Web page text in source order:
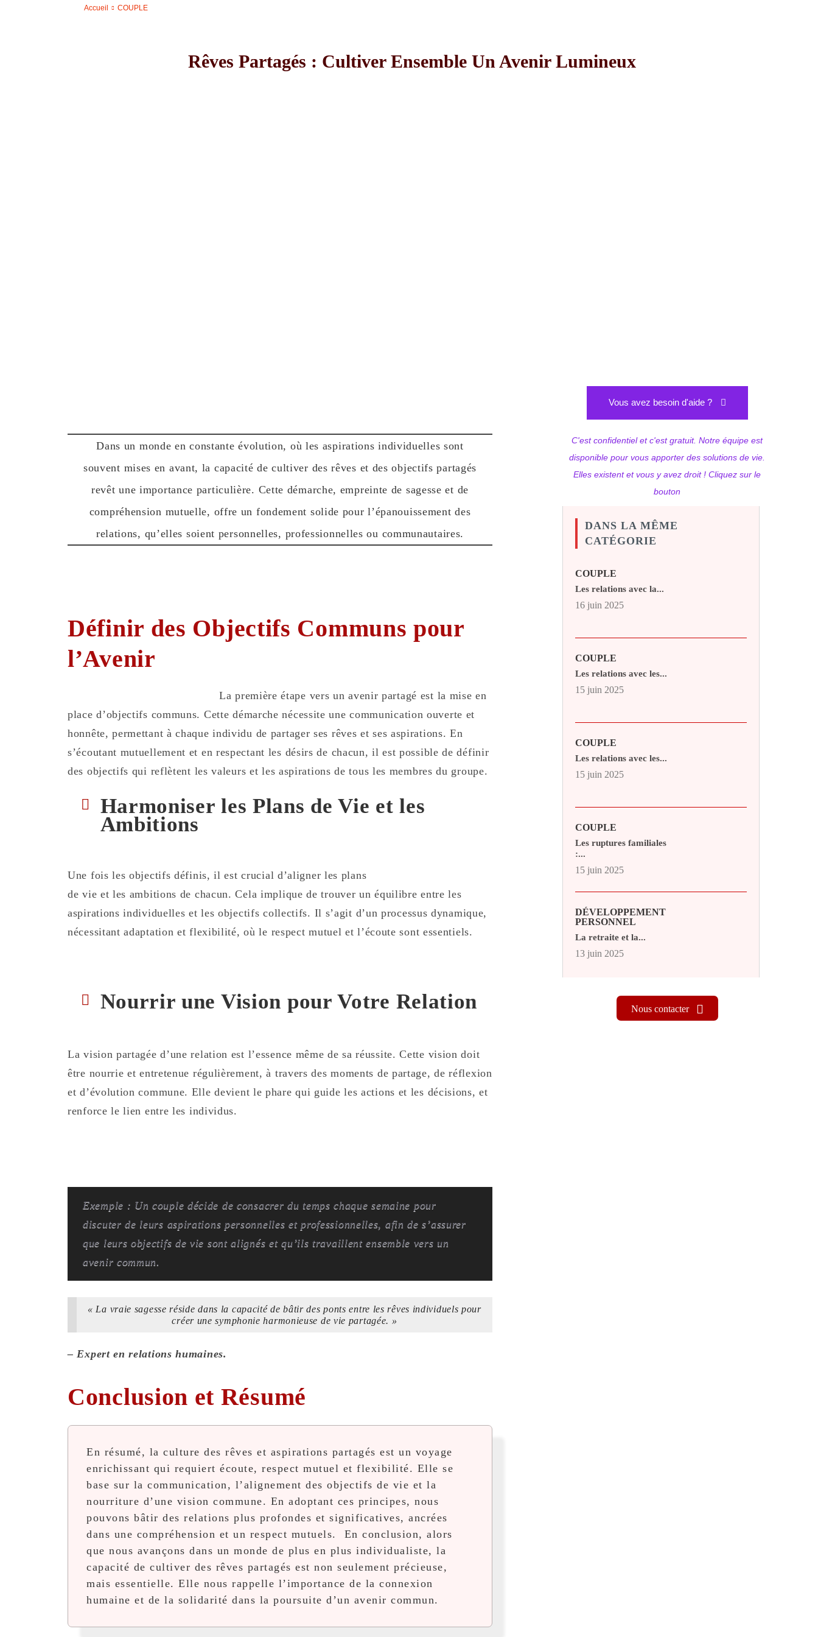
Accueil COUPLE
Rêves Partagés : Cultiver Ensemble Un Avenir Lumineux
Dans un monde en constante évolution, où les aspirations individuelles sont
souvent mises en avant, la capacité de cultiver des rêves et des objectifs partagés
revêt une importance particulière. Cette démarche, empreinte de sagesse et de
compréhension mutuelle, offre un fondement solide pour l’épanouissement des
relations, qu’elles soient personnelles, professionnelles ou communautaires.
Définir des Objectifs Communs pour
l’Avenir
La première étape vers un avenir partagé est la mise en
place d’objectifs communs. Cette démarche nécessite une communication ouverte et
honnête, permettant à chaque individu de partager ses rêves et ses aspirations. En
s’écoutant mutuellement et en respectant les désirs de chacun, il est possible de définir
des objectifs qui reflètent les valeurs et les aspirations de tous les membres du groupe.
Harmoniser les Plans de Vie et les
Ambitions
Une fois les objectifs définis, il est crucial d’aligner les plans
de vie et les ambitions de chacun. Cela implique de trouver un équilibre entre les
aspirations individuelles et les objectifs collectifs. Il s’agit d’un processus dynamique,
nécessitant adaptation et flexibilité, où le respect mutuel et l’écoute sont essentiels.
Nourrir une Vision pour Votre Relation
La vision partagée d’une relation est l’essence même de sa réussite. Cette vision doit
être nourrie et entretenue régulièrement, à travers des moments de partage, de réflexion
et d’évolution commune. Elle devient le phare qui guide les actions et les décisions, et
renforce le lien entre les individus.
Exemple : Un couple décide de consacrer du temps chaque semaine pour
discuter de leurs aspirations personnelles et professionnelles, afin de s’assurer
que leurs objectifs de vie sont alignés et qu’ils travaillent ensemble vers un
avenir commun.
« La vraie sagesse réside dans la capacité de bâtir des ponts entre les rêves individuels pour
créer une symphonie harmonieuse de vie partagée. »
– Expert en relations humaines.
Conclusion et Résumé
En résumé, la culture des rêves et aspirations partagés est un voyage
enrichissant qui requiert écoute, respect mutuel et flexibilité. Elle se
base sur la communication, l’alignement des objectifs de vie et la
nourriture d’une vision commune. En adoptant ces principes, nous
pouvons bâtir des relations plus profondes et significatives, ancrées
dans une compréhension et un respect mutuels. En conclusion, alors
que nous avançons dans un monde de plus en plus individualiste, la
capacité de cultiver des rêves partagés est non seulement précieuse,
mais essentielle. Elle nous rappelle l’importance de la connexion
humaine et de la solidarité dans la poursuite d’un avenir commun.
Vous avez besoin d'aide ?
C'est confidentiel et c'est gratuit. Notre équipe est
disponible pour vous apporter des solutions de vie.
Elles existent et vous y avez droit ! Cliquez sur le
bouton
DANS LA MÊME
CATÉGORIE
COUPLE
Les relations avec la...
16 juin 2025
COUPLE
Les relations avec les...
15 juin 2025
COUPLE
Les relations avec les...
15 juin 2025
COUPLE
Les ruptures familiales
:...
15 juin 2025
DÉVELOPPEMENT
PERSONNEL
La retraite et la...
13 juin 2025
Nous contacter